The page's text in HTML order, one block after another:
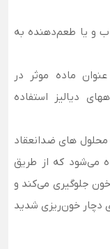
و یا طعم‌دهنده به
50 درصد به عنوان ماده موثر در
دیالیز استفاده
‌های ضدانعقاد
می‌شود که از طریق
جلوگیری می‌کند و
دچار خون‌ریزی شدید